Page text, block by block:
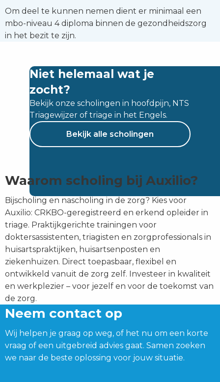
Om deel te kunnen nemen dient er minimaal een
mbo-niveau 4 diploma binnen de gezondheidszorg
in het bezit te zijn.
Niet helemaal wat je
zocht?
Bekijk onze scholingen in hoofdpijn, NTS
Triagewijzer of triage in het Engels.
Bekijk alle scholingen
Waarom scholing bij Auxilio?
Bijscholing en nascholing in de zorg? Kies voor
Auxilio: CRKBO-geregistreerd en erkend opleider in
triage. Praktijkgerichte trainingen voor
doktersassistenten, triagisten en zorgprofessionals in
huisartspraktijken, huisartsenposten en
ziekenhuizen. Direct toepasbaar, flexibel en
ontwikkeld vanuit de zorg zelf. Investeer in kwaliteit
en werkplezier – voor jezelf en voor de toekomst van
de zorg.
Neem contact op
Wij helpen je graag op weg, of het nu om een korte
vraag of een uitgebreid advies gaat. Samen zoeken
we naar de beste oplossing voor jouw situatie.